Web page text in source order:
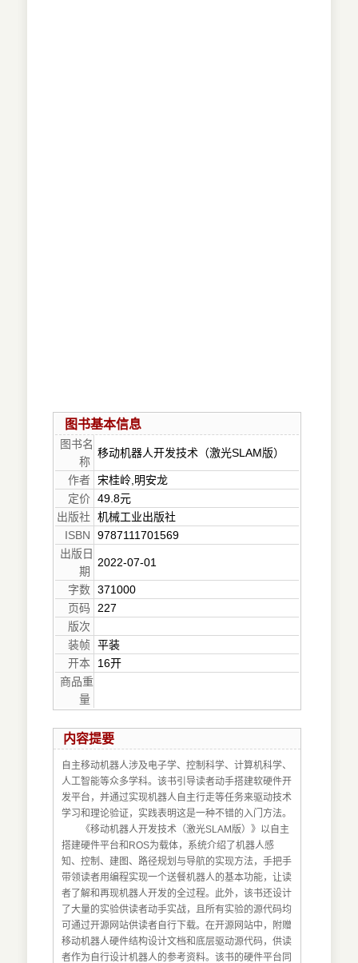
图书基本信息
图书名
称
移动机器人开发技术（激光SLAM版）
作者
宋桂岭,明安龙
定价 49.8元
出版社
机械工业出版社
ISBN
9787111701569
出版日
期
2022-07-01
字数 371000
页码
227
版次
装帧 平装
开本
16开
商品重
量
内容提要
自主移动机器人涉及电子学、控制科学、计算机科学、
人工智能等众多学科。该书引导读者动手搭建软硬件开
发平台，并通过实现机器人自主行走等任务来驱动技术
学习和理论验证，实践表明这是一种不错的入门方法。
《移动机器人开发技术（激光SLAM版）》以自主
搭建硬件平台和ROS为载体，系统介绍了机器人感
知、控制、建图、路径规划与导航的实现方法，手把手
带领读者用编程实现一个送餐机器人的基本功能，让读
者了解和再现机器人开发的全过程。此外，该书还设计
了大量的实验供读者动手实战，且所有实验的源代码均
可通过开源网站供读者自行下载。在开源网站中，附赠
移动机器人硬件结构设计文档和底层驱动源代码，供读
者作为自行设计机器人的参考资料。该书的硬件平台同